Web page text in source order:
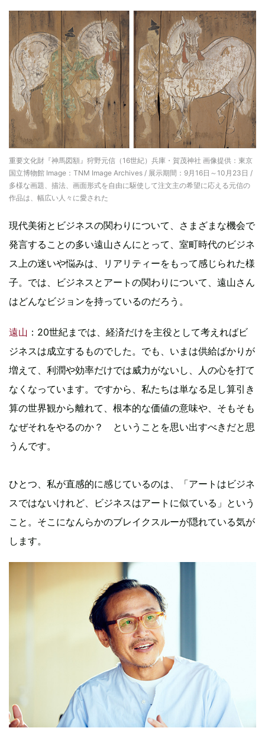
重要文化財『神馬図額』狩野元信（16世紀）兵庫・賀茂神社 画像提供：東京
国立博物館 Image：TNM Image Archives / 展示期間：9月16日～10月23日 /
多様な画題、描法、画面形式を自由に駆使して注文主の希望に応える元信の
作品は、幅広い人々に愛された
現代美術とビジネスの関わりについて、さまざまな機会で
発言することの多い遠山さんにとって、室町時代のビジネ
ス上の迷いや悩みは、リアリティーをもって感じられた様
子。では、ビジネスとアートの関わりについて、遠山さん
はどんなビジョンを持っているのだろう。
遠山 ：20世紀までは、経済だけを主役として考えればビ
ジネスは成立するものでした。でも、いまは供給ばかりが
増えて、利潤や効率だけでは威力がないし、人の心を打て
なくなっています。ですから、私たちは単なる足し算引き
算の世界観から離れて、根本的な価値の意味や、そもそも
なぜそれをやるのか？ ということを思い出すべきだと思
うんです。
ひとつ、私が直感的に感じているのは、「アートはビジネ
スではないけれど、ビジネスはアートに似ている」という
こと。そこになんらかのブレイクスルーが隠れている気が
します。